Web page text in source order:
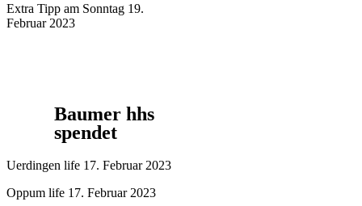
Extra Tipp am Sonntag 19.
Februar 2023
Baumer hhs
spendet
Uerdingen life 17. Februar 2023
Oppum life 17. Februar 2023